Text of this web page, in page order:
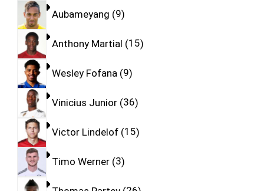
Aubameyang 9
Anthony Martial 15
Wesley Fofana 9
Vinicius Junior 36
Victor Lindelof 15
Timo Werner 3